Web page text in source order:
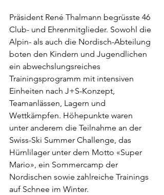
Präsident René Thalmann begrüsste 46
Club- und Ehrenmitglieder. Sowohl die
Alpin- als auch die Nordisch-Abteilung
boten den Kindern und Jugendlichen
ein abwechslungsreiches
Trainingsprogramm mit intensiven
Einheiten nach J+S-Konzept,
Teamanlässen, Lagern und
Wettkämpfen. Höhepunkte waren
unter anderem die Teilnahme an der
Swiss-Ski Summer Challenge, das
Hürnlilager unter dem Motto «Super
Mario», ein Sommercamp der
Nordischen sowie zahlreiche Trainings
auf Schnee im Winter.